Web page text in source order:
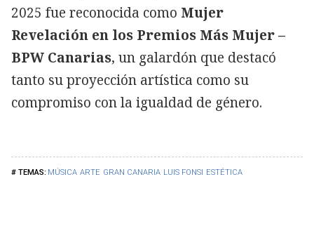
MÚSICA ARTE GRAN CANARIA LUIS FONSI ESTÉTICA
2025 fue reconocida como Mujer
Revelación en los Premios Más Mujer–
BPW Canarias, un galardón que destacó
tanto su proyección artística como su
compromiso con la igualdad de género.